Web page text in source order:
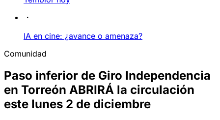
IA en cine: ¿avance o amenaza?
Comunidad
Paso inferior de Giro Independencia
en Torreón ABRIRÁ la circulación
este lunes 2 de diciembre